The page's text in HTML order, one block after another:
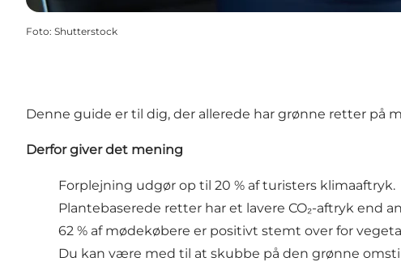
Foto: Shutterstock
Denne guide er til dig, der allerede har grønne retter på
Derfor giver det mening
Forplejning udgør op til 20 % af turisters klimaaftryk.
Plantebaserede retter har et lavere CO₂-aftryk end
62 % af mødekøbere er positivt stemt over for
Du kan være med til at skubbe på den grønne